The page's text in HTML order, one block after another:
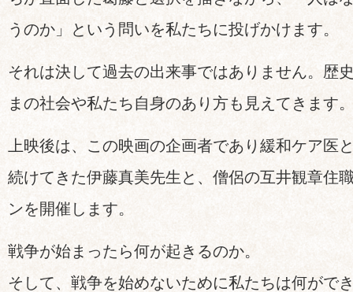
うのか」という問いを私たちに投げかけます。
それは決して過去の出来事ではありません。歴
まの社会や私たち自身のあり方も見えてきます
上映後は、この映画の企画者であり緩和ケア医
続けてきた伊藤真美先生と、僧侶の互井観章住
ンを開催します。
戦争が始まったら何が起きるのか。
そして、戦争を始めないために私たちは何がで